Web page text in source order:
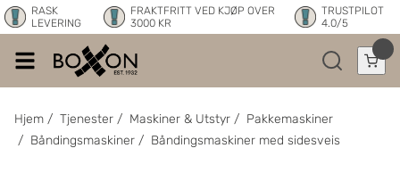
RASK
LEVERING
FRAKTFRITT VED KJØP OVER
3000 KR
TRUSTPILOT
4.0/5
Hjem / Tjenester / Maskiner & Utstyr / Pakkemaskiner
/ Båndingsmaskiner / Båndingsmaskiner med sidesveis